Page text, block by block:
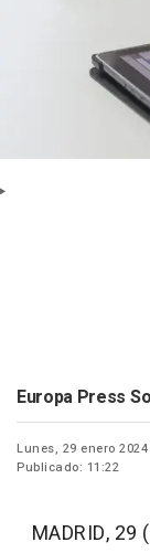
Europa Press
Lunes, 29 enero 2024
Publicado: 11:22
MADRID, 29